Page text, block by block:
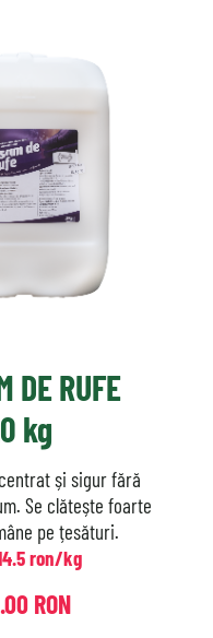
DE RUFE
kg
și sigur fără
Se clătește foarte
pe țesături.
ron/kg
RON